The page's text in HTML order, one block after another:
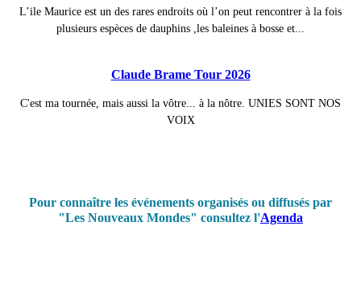
L’ile Maurice est un des rares endroits où l’on peut rencontrer à la fois
plusieurs espèces de dauphins ,les baleines à bosse et...
Claude Brame Tour 2026
C'est ma tournée, mais aussi la vôtre... à la nôtre. UNIES SONT NOS
VOIX
Pour connaître les événements organisés ou diffusés par
"Les Nouveaux Mondes" consultez l'Agenda